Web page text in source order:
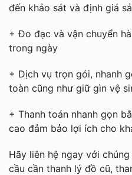
đến khảo sát và định giá
+ Đo đạc và vận chuyển
trong ngày
+ Dịch vụ trọn gói, nhanh
toàn cũng như giữ gìn vệ
+ Thanh toán nhanh gọn
cao đảm bảo lợi ích cho
Hãy liên hệ ngay với
cầu cần thanh lý đồ cũ,